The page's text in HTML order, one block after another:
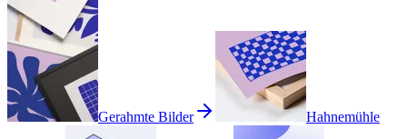
Gerahmte Bilder Hahnemühle